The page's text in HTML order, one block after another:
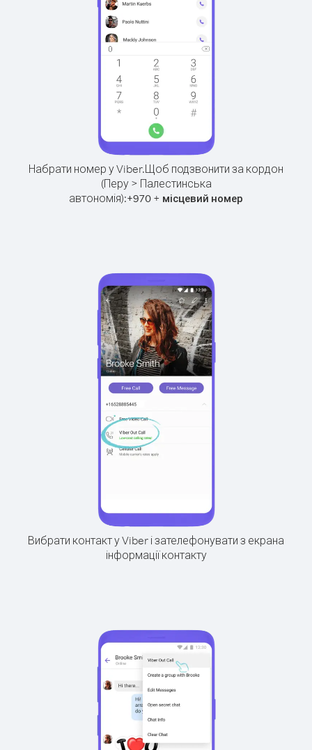
Набрати номер у Viber.Щоб подзвонити за кордон
(Перу > Палестинська
автономія):+970 + місцевий номер
Вибрати контакт у Viber і зателефонувати з екрана
інформації контакту